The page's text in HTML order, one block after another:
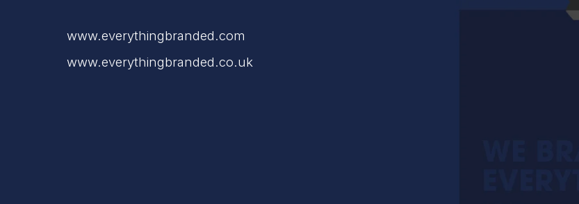
www.everythingbranded.com
www.everythingbranded.co.uk